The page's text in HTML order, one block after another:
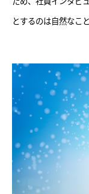
とするのは自然なこと